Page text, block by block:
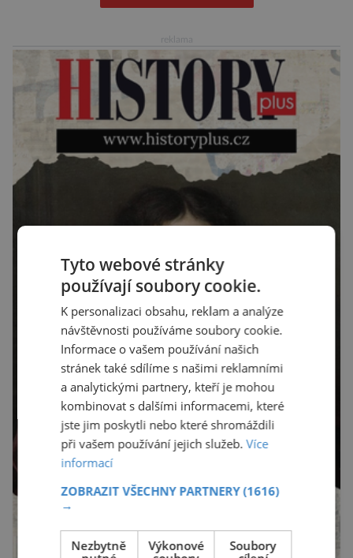
Jaké jsou nejčastější příčiny nedochvilnosti? A
Tyto webové stránky
používají soubory cookie.
K personalizaci obsahu, reklam a analýze
návštěvnosti používáme soubory cookie.
Informace o vašem používání našich
stránek také sdílíme s našimi reklamními
a analytickými partnery, kteří je mohou
kombinovat s dalšími informacemi, které
jste jim poskytli nebo které shromáždili
při vašem používání jejich služeb.Více
informací
ZOBRAZIT VŠECHNY PARTNERY(1616)
→
Nezbytně
Výkonové
Soubory